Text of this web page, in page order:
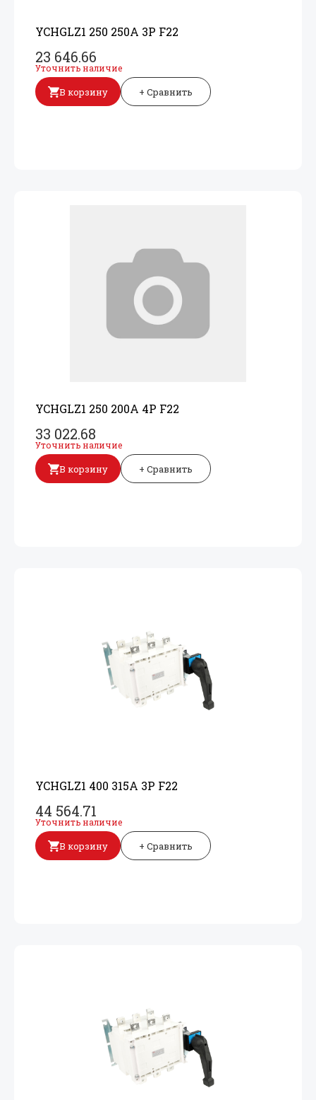
YCHGLZ1 250 250A 3P F22
23 646.66
Уточнить наличие
В корзину + Сравнить
YCHGLZ1 250 200A 4P F22
33 022.68
Уточнить наличие
В корзину + Сравнить
YCHGLZ1 400 315A 3P F22
44 564.71
Уточнить наличие
В корзину + Сравнить